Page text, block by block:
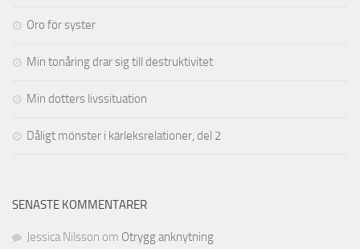
Oro för syster
Min tonåring drar sig till destruktivitet
Min dotters livssituation
Dåligt mönster i kärleksrelationer, del 2
SENASTE KOMMENTARER
Jessica Nilsson om Otrygg anknytning